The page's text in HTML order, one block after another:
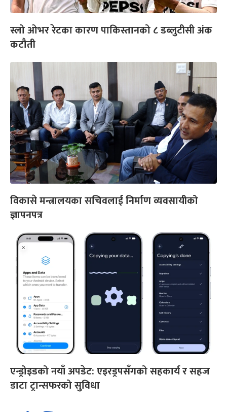
स्लो ओभर रेटका कारण पाकिस्तानको ८ डब्लुटीसी अंक
कटौती
विकासे मन्त्रालयका सचिवलाई निर्माण व्यवसायीको
ज्ञापनपत्र
एन्ड्रोइडको नयाँ अपडेट: एइरड्रपसँगको सहकार्य र सहज
डाटा ट्रान्सफरको सुविधा